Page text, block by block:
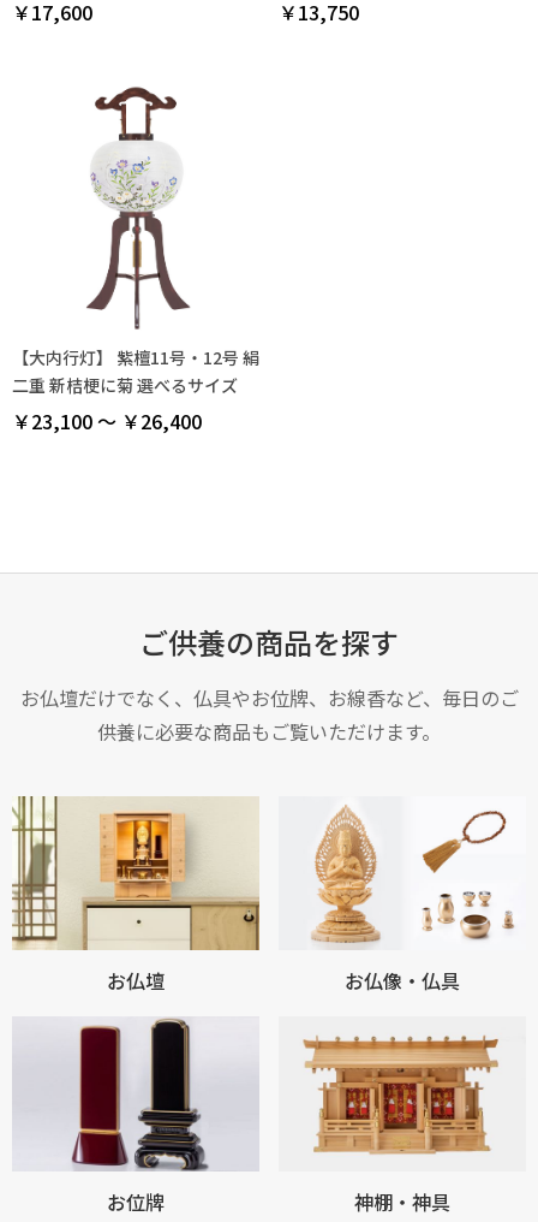
￥17,600 ￥13,750
【大内行灯】 紫檀11号・12号 絹
二重 新桔梗に菊 選べるサイズ
￥23,100 ～ ￥26,400
ご供養の商品を探す
お仏壇だけでなく、仏具やお位牌、お線香など、毎日のご
供養に必要な商品もご覧いただけます。
お仏壇 お仏像・仏具
お位牌 神棚・神具